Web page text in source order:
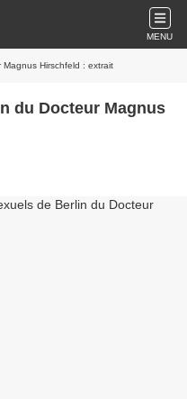
MENU
Hirschfeld : extrait
du Docteur Magnus